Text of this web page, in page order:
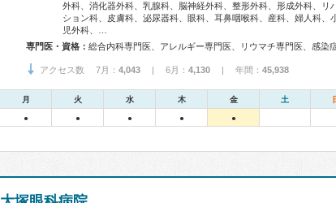
外科、消化器外科、乳腺科、脳神経外科、整形外科、形成外科、リ
ション科、皮膚科、泌尿器科、眼科、耳鼻咽喉科、産科、婦人科、
児外科、…
専門医・資格：
アクセス数 7月： 4,043 | 6月： 4,130 | 年間： 45,938
月 火 水 木 金 土
● ● ● ● ●